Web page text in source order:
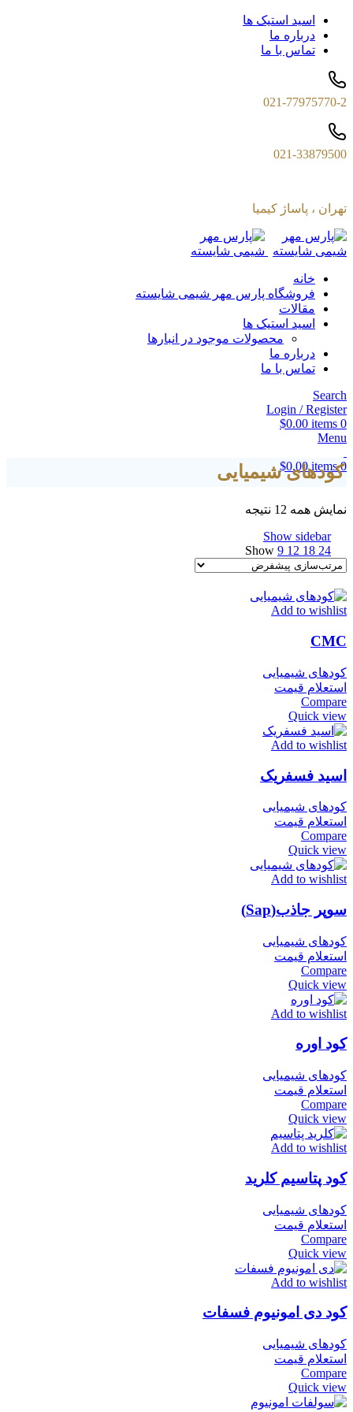
اسید استیک ها
درباره ما
تماس با ما
021-77975770-2
021-33879500
تهران ، پاساژ کیمیا
خانه
فروشگاه پارس مهر شیمی شایسته
مقالات
اسید استیک ها
محصولات موجود در انبارها
درباره ما
تماس با ما
Search
Login / Register
0
items
$0.00
Menu
0
items
$0.00
کودهای شیمیایی
نمایش همه 12 نتیجه
Show sidebar
Show 9 12 18 24
Add to wishlist
CMC
کودهای شیمیایی
استعلام قیمت
Compare
Quick view
Add to wishlist
اسید فسفریک
کودهای شیمیایی
استعلام قیمت
Compare
Quick view
Add to wishlist
سوپر جاذب(Sap)
کودهای شیمیایی
استعلام قیمت
Compare
Quick view
Add to wishlist
کود اوره
کودهای شیمیایی
استعلام قیمت
Compare
Quick view
Add to wishlist
کود پتاسیم کلرید
کودهای شیمیایی
استعلام قیمت
Compare
Quick view
Add to wishlist
کود دی امونیوم فسفات
کودهای شیمیایی
استعلام قیمت
Compare
Quick view